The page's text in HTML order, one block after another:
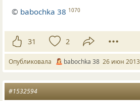
© babochka 38 1070
31 2
Опубликовала babochka 38 26 июн 2013
#1532594